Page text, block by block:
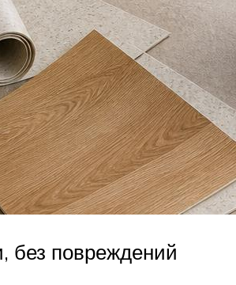
без повреждений